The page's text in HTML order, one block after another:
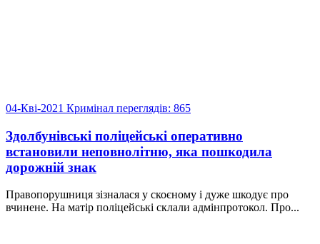
04-Кві-2021 Кримінал переглядів: 865
Здолбунівські поліцейські оперативно
встановили неповнолітню, яка пошкодила
дорожній знак
Правопорушниця зізналася у скоєному і дуже шкодує про
вчинене. На матір поліцейські склали адмінпротокол. Про...